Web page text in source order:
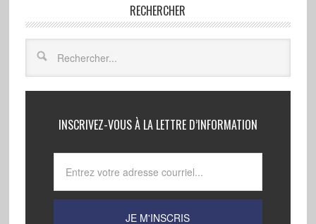
RECHERCHER
INSCRIVEZ-VOUS À LA LETTRE D’INFORMATION